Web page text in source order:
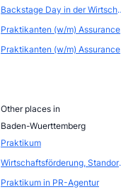
Backstage Day in
Other places in
Baden-Wuerttemberg
Praktikum
Praktikum in PR-Agentur